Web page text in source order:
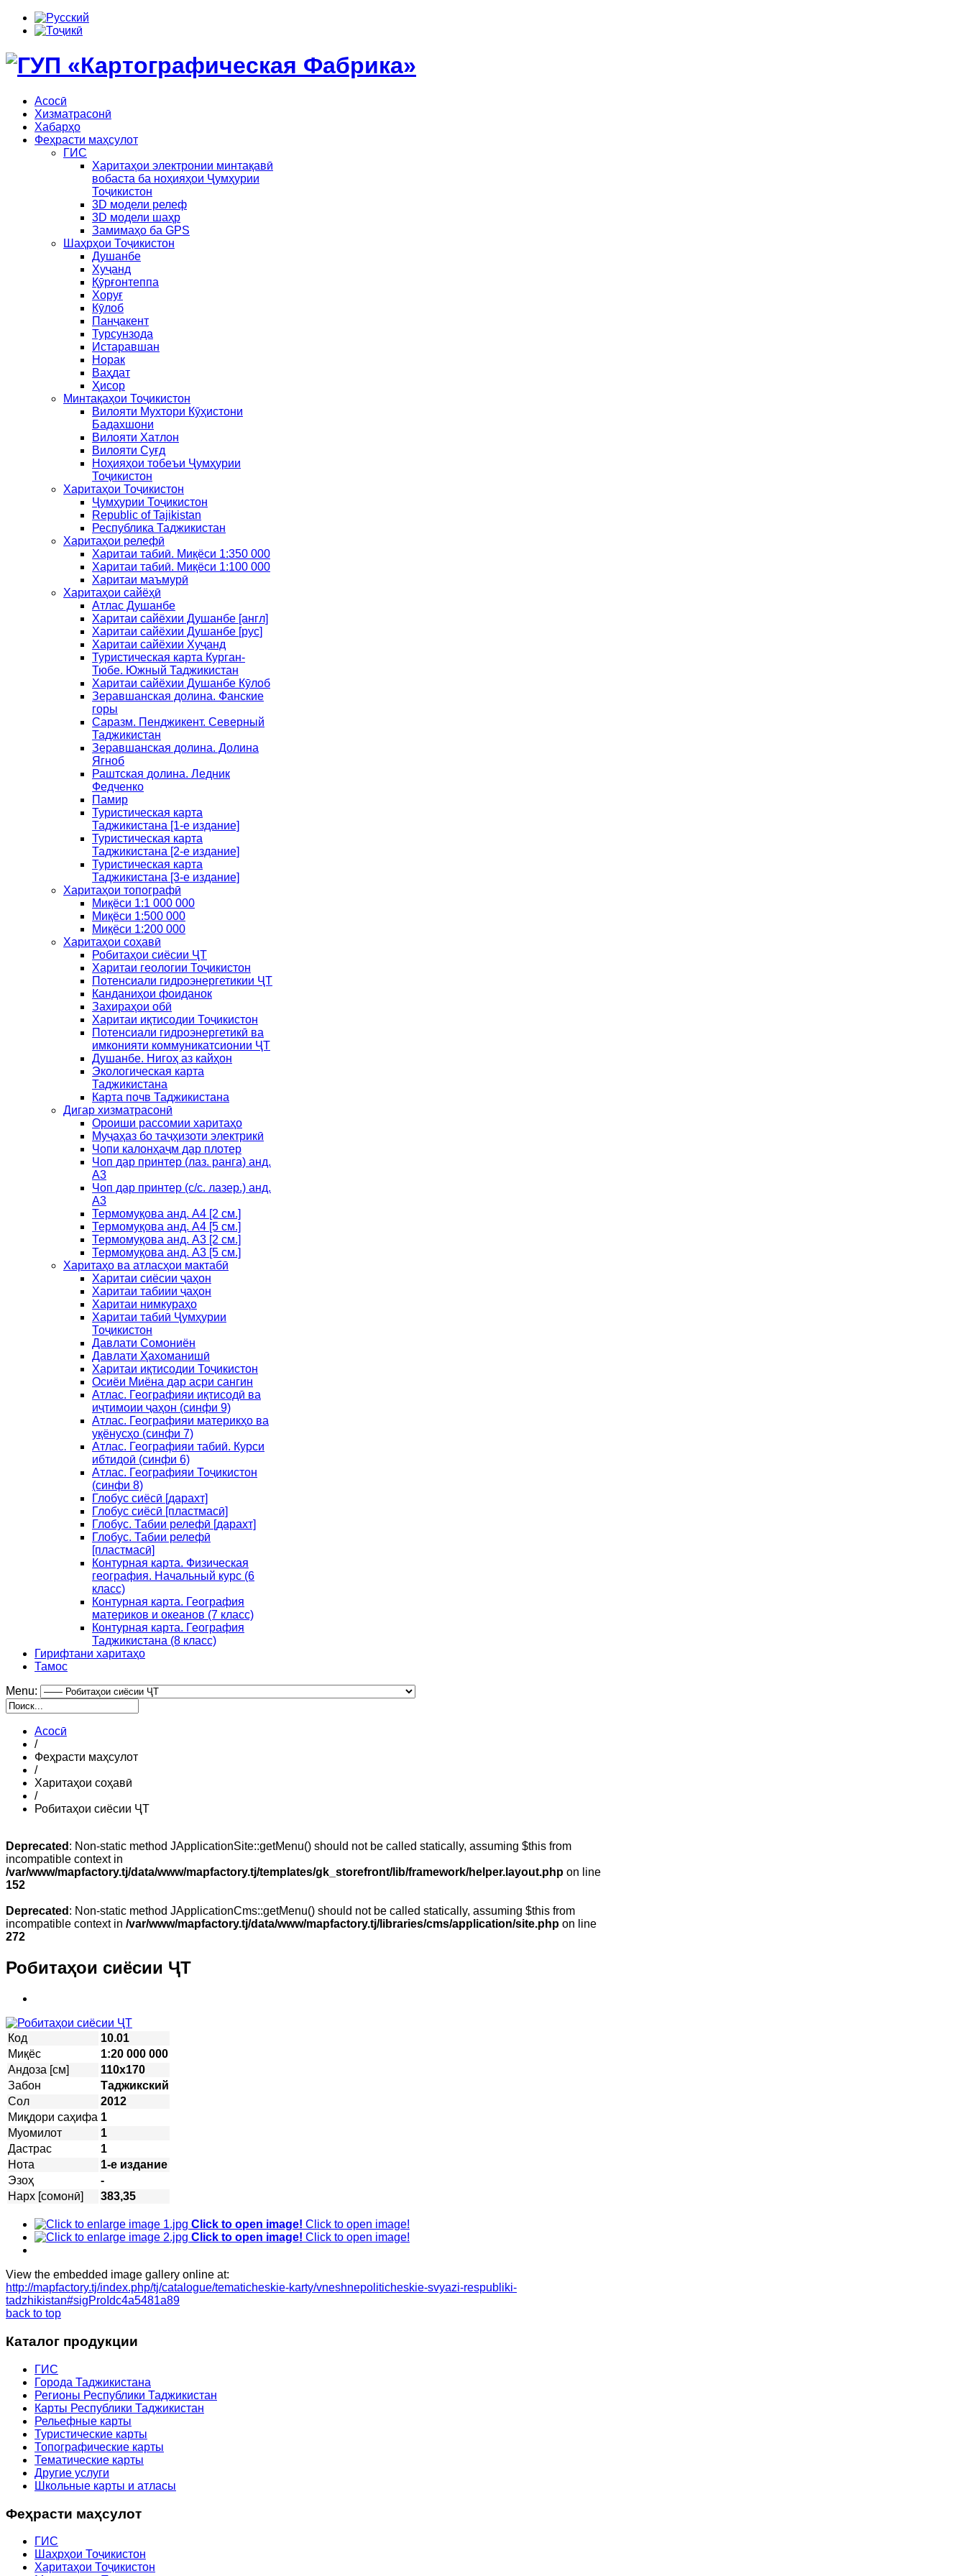
Асосӣ
Хизматрасонӣ
Хабарҳо
Феҳрасти маҳсулот
ГИС
Харитаҳои электронии минтақавӣ
вобаста ба ноҳияҳои Ҷумҳурии
Тоҷикистон
3D модели релеф
3D модели шаҳр
Замимаҳо ба GPS
Шаҳрҳои Тоҷикистон
Душанбе
Хуҷанд
Қӯрғонтеппа
Хоруғ
Кӯлоб
Панҷакент
Турсунзода
Истаравшан
Норак
Ваҳдат
Ҳисор
Минтақаҳои Тоҷикистон
Вилояти Мухтори Кӯҳистони
Бадахшони
Вилояти Хатлон
Вилояти Суғд
Ноҳияҳои тобеъи Ҷумҳурии
Тоҷикистон
Харитаҳои Тоҷикистон
Ҷумҳурии Тоҷикистон
Republic of Tajikistan
Республика Таджикистан
Харитаҳои релефӣ
Харитаи табиӣ. Миқёси 1:350 000
Харитаи табиӣ. Миқёси 1:100 000
Харитаи маъмурӣ
Харитаҳои сайёҳӣ
Атлас Душанбе
Харитаи сайёхии Душанбе [англ]
Харитаи сайёхии Душанбе [рус]
Харитаи сайёхии Хуҷанд
Туристическая карта Курган-
Тюбе. Южный Таджикистан
Харитаи сайёхии Душанбе Кӯлоб
Зеравшанская долина. Фанские
горы
Саразм. Пенджикент. Северный
Таджикистан
Зеравшанская долина. Долина
Ягноб
Раштская долина. Ледник
Федченко
Памир
Туристическая карта
Таджикистана [1-е издание]
Туристическая карта
Таджикистана [2-е издание]
Туристическая карта
Таджикистана [3-е издание]
Харитаҳои топографӣ
Миқёси 1:1 000 000
Миқёси 1:500 000
Миқёси 1:200 000
Харитаҳои соҳавӣ
Робитаҳои сиёсии ҶТ
Харитаи геологии Тоҷикистон
Потенсиали гидроэнергетикии ҶТ
Канданиҳои фоиданок
Захираҳои обӣ
Харитаи иқтисодии Тоҷикистон
Потенсиали гидроэнергетикӣ ва
имконияти коммуникатсионии ҶТ
Душанбе. Нигоҳ аз кайҳон
Экологическая карта
Таджикистана
Карта почв Таджикистана
Дигар хизматрасонӣ
Ороиши рассомии харитаҳо
Муҷаҳаз бо таҷҳизоти электрикӣ
Чопи калонҳаҷм дар плотер
Чоп дар принтер (лаз. ранга) анд.
А3
Чоп дар принтер (с/с. лазер.) анд.
А3
Термомуқова анд. А4 [2 см.]
Термомуқова анд. А4 [5 см.]
Термомуқова анд. А3 [2 см.]
Термомуқова анд. А3 [5 см.]
Харитаҳо ва атласҳои мактабӣ
Харитаи сиёсии ҷаҳон
Харитаи табиии ҷаҳон
Харитаи нимкураҳо
Харитаи табиӣ Ҷумҳурии
Тоҷикистон
Давлати Сомониён
Давлати Ҳахоманишӣ
Харитаи иқтисодии Тоҷикистон
Осиёи Миёна дар асри сангин
Атлас. Географияи иқтисодӣ ва
иҷтимоии ҷаҳон (синфи 9)
Атлас. Географияи материкҳо ва
уқёнусҳо (синфи 7)
Атлас. Географияи табиӣ. Курси
ибтидоӣ (синфи 6)
Атлас. Географияи Тоҷикистон
(синфи 8)
Глобус сиёсӣ [дарахт]
Глобус сиёсӣ [пластмасӣ]
Глобус. Табии релефӣ [дарахт]
Глобус. Табии релефӣ
[пластмасӣ]
Контурная карта. Физическая
география. Начальный курс (6
класс)
Контурная карта. География
материков и океанов (7 класс)
Контурная карта. География
Таджикистана (8 класс)
Гирифтани харитаҳо
Тамос
Menu:
Асосӣ
/
Феҳрасти маҳсулот
/
Харитаҳои соҳавӣ
/
Робитаҳои сиёсии ҶТ
Deprecated : Non-static method JApplicationSite::getMenu() should not be called statically, assuming $this from
incompatible context in
/var/www/mapfactory.tj/data/www/mapfactory.tj/templates/gk_storefront/lib/framework/helper.layout.php on line
152
Deprecated : Non-static method JApplicationCms::getMenu() should not be called statically, assuming $this from
incompatible context in /var/www/mapfactory.tj/data/www/mapfactory.tj/libraries/cms/application/site.php on line
272
Робитаҳои сиёсии ҶТ
Код
10.01
Миқёс
1:20 000 000
Андоза [см]
110х170
Забон
Таджикский
Сол
2012
Миқдори саҳифа 1
Муомилот
1
Дастрас
1
Нота
1-е издание
Эзоҳ
-
Нарх [сомонӣ]
383,35
Click to open image! Click to open image!
Click to open image! Click to open image!
View the embedded image gallery online at:
http://mapfactory.tj/index.php/tj/catalogue/tematicheskie-karty/vneshnepoliticheskie-svyazi-respubliki-
tadzhikistan#sigProIdc4a5481a89
back to top
Каталог продукции
ГИС
Города Таджикистана
Регионы Республики Таджикистан
Карты Республики Таджикистан
Рельефные карты
Туристические карты
Топографические карты
Тематические карты
Другие услуги
Школьные карты и атласы
Феҳрасти маҳсулот
ГИС
Шаҳрҳои Тоҷикистон
Харитаҳои Тоҷикистон